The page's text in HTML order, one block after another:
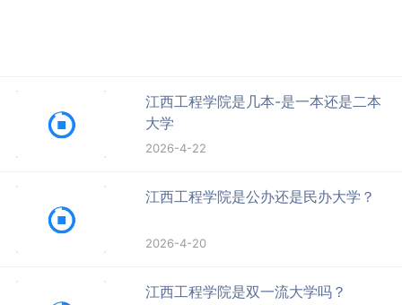
江西工程学院是几本-是一本还是二本
大学
2026-4-22
江西工程学院是公办还是民办大学？
2026-4-20
江西工程学院是双一流大学吗？